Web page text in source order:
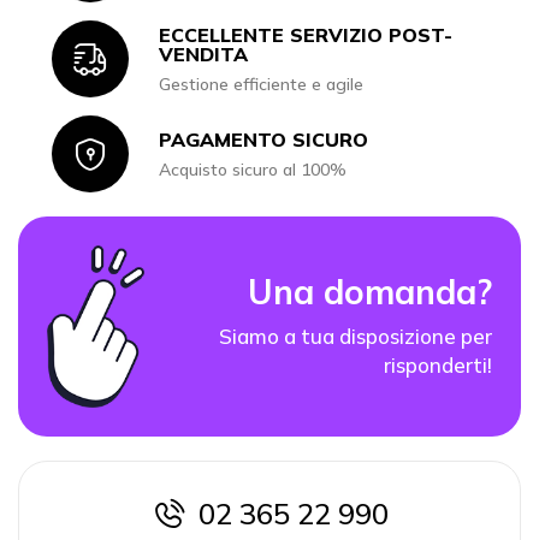
Icon
ECCELLENTE SERVIZIO POST-
VENDITA
Gestione efficiente e agile
IconPAGAMENTO SICURO
Acquisto sicuro al 100%
Una domanda?
Siamo a tua disposizione per
risponderti!
icon
02 365 22 990